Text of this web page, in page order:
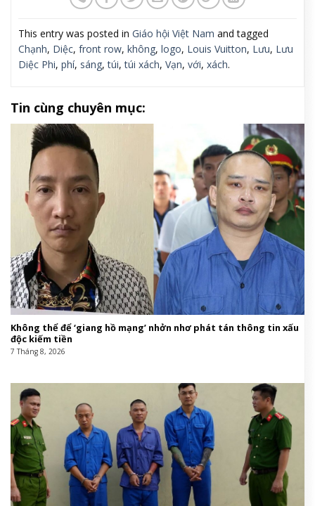
This entry was posted in Giáo hội Việt Nam and tagged
Chạnh, Diệc, front row, không, logo, Louis Vuitton, Lưu, Lưu
Diệc Phi, phí, sáng,túi,túi xách, Vạn, với, xách.
Tin cùng chuyên mục:
Không thể để ‘giang hồ mạng’ nhởn nhơ phát tán thông tin xấu
độc kiếm tiền
7 Tháng 8, 2026